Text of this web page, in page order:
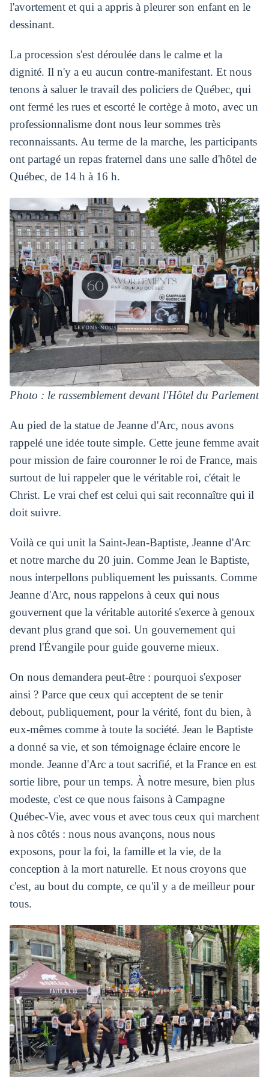
l'avortement et qui a appris à pleurer son enfant en le
dessinant.
La procession s'est déroulée dans le calme et la
dignité. Il n'y a eu aucun contre‑manifestant. Et nous
tenons à saluer le travail des policiers de Québec, qui
ont fermé les rues et escorté le cortège à moto, avec un
professionnalisme dont nous leur sommes très
reconnaissants. Au terme de la marche, les participants
ont partagé un repas fraternel dans une salle d'hôtel de
Québec, de 14 h à 16 h.
Photo : le rassemblement devant l'Hôtel du Parlement
Au pied de la statue de Jeanne d'Arc, nous avons
rappelé une idée toute simple. Cette jeune femme avait
pour mission de faire couronner le roi de France, mais
surtout de lui rappeler que le véritable roi, c'était le
Christ. Le vrai chef est celui qui sait reconnaître qui il
doit suivre.
Voilà ce qui unit la Saint‑Jean‑Baptiste, Jeanne d'Arc
et notre marche du 20 juin. Comme Jean le Baptiste,
nous interpellons publiquement les puissants. Comme
Jeanne d'Arc, nous rappelons à ceux qui nous
gouvernent que la véritable autorité s'exerce à genoux
devant plus grand que soi. Un gouvernement qui
prend l'Évangile pour guide gouverne mieux.
On nous demandera peut‑être : pourquoi s'exposer
ainsi ? Parce que ceux qui acceptent de se tenir
debout, publiquement, pour la vérité, font du bien, à
eux‑mêmes comme à toute la société. Jean le Baptiste
a donné sa vie, et son témoignage éclaire encore le
monde. Jeanne d'Arc a tout sacrifié, et la France en est
sortie libre, pour un temps. À notre mesure, bien plus
modeste, c'est ce que nous faisons à Campagne
Québec‑Vie, avec vous et avec tous ceux qui marchent
à nos côtés : nous nous avançons, nous nous
exposons, pour la foi, la famille et la vie, de la
conception à la mort naturelle. Et nous croyons que
c'est, au bout du compte, ce qu'il y a de meilleur pour
tous.